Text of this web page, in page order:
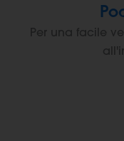
Per una facile